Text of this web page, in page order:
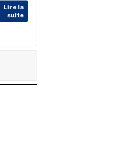
Lire la
suite